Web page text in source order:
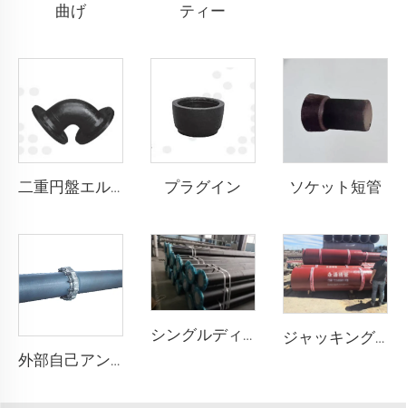
曲げ ティー
二重円盤エルボ90° プラグイン ソケット短管
外部自己アンカー
シングルディスクフランジ ジャッキングパイプ